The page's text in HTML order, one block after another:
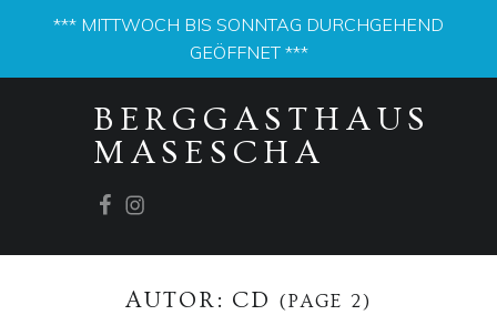
*** MITTWOCH BIS SONNTAG DURCHGEHEND
GEÖFFNET ***
BERGGASTHAUS
MASESCHA
PRIMARY MENU
AUTOR: CD (PAGE 2)